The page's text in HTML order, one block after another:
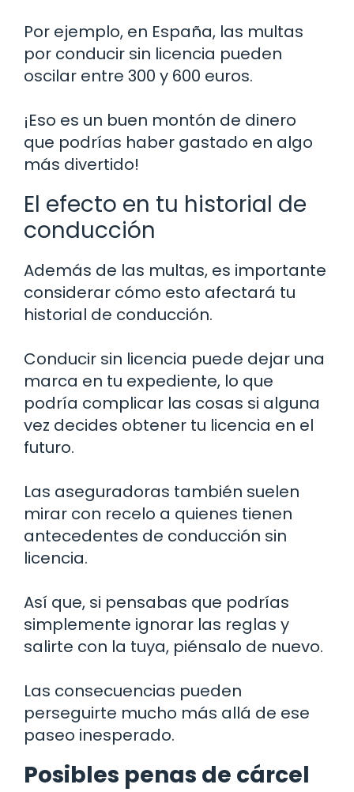
Por ejemplo, en España, las multas
por conducir sin licencia pueden
oscilar entre 300 y 600 euros.
¡Eso es un buen montón de dinero
que podrías haber gastado en algo
más divertido!
El efecto en tu historial de
conducción
Además de las multas, es importante
considerar cómo esto afectará tu
historial de conducción.
Conducir sin licencia puede dejar una
marca en tu expediente, lo que
podría complicar las cosas si alguna
vez decides obtener tu licencia en el
futuro.
Las aseguradoras también suelen
mirar con recelo a quienes tienen
antecedentes de conducción sin
licencia.
Así que, si pensabas que podrías
simplemente ignorar las reglas y
salirte con la tuya, piénsalo de nuevo.
Las consecuencias pueden
perseguirte mucho más allá de ese
paseo inesperado.
Posibles penas de cárcel